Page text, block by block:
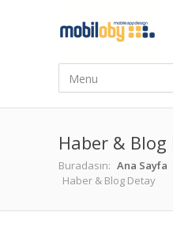
Haber & Blog
Buradasın: Ana Sayfa
Haber & Blog Detay